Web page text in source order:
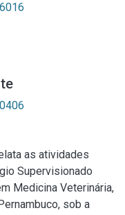
as atividades
Supervisionado
Medicina Veterinária,
sob a